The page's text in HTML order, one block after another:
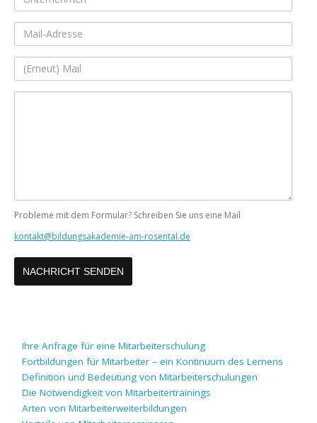
Mail-
Adresse
(Erneut)
Mail
Probleme mit dem Formular? Schreiben Sie uns eine Mail
kontakt@bildungsakademie-am-rosental.de
Ihre Anfrage für eine Mitarbeiterschulung
Fortbildungen für Mitarbeiter – ein Kontinuum des Lernens
Definition und Bedeutung von Mitarbeiterschulungen
Die Notwendigkeit von Mitarbeitertrainings
Arten von Mitarbeiterweiterbildungen